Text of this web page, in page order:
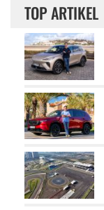
TOP ARTIKEL